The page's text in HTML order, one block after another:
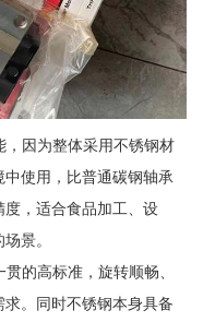
因为整体采用不锈钢材
使用，比普通碳钢轴承
，适合食品加工、设
景。
的高标准，旋转顺畅、
。同时不锈钢本身具备